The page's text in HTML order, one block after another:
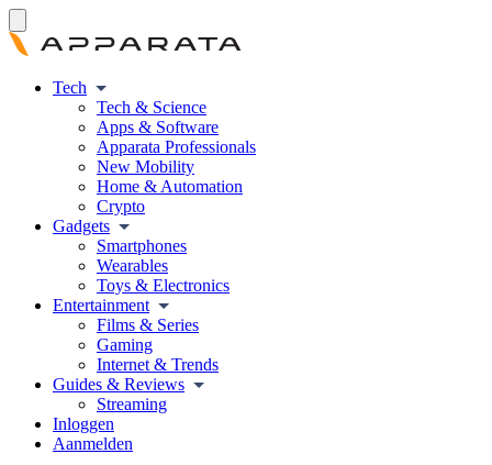
Tech
Tech & Science
Apps & Software
Apparata Professionals
New Mobility
Home & Automation
Crypto
Gadgets
Smartphones
Wearables
Toys & Electronics
Entertainment
Films & Series
Gaming
Internet & Trends
Guides & Reviews
Streaming
Inloggen
Aanmelden